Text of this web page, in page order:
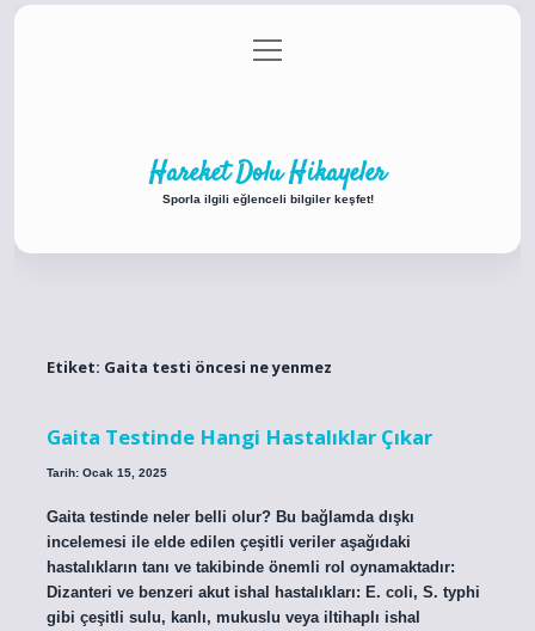
Gizlilik Politikası
menüyü
aç
Hareket Dolu Hikayeler
Sporla ilgili eğlenceli bilgiler keşfet!
Etiket: Gaita testi öncesi ne yenmez
Gaita Testinde Hangi Hastalıklar Çıkar
Tarih: Ocak 15, 2025
Gaita testinde neler belli olur? Bu bağlamda dışkı
incelemesi ile elde edilen çeşitli veriler aşağıdaki
hastalıkların tanı ve takibinde önemli rol oynamaktadır:
Dizanteri ve benzeri akut ishal hastalıkları: E. coli, S. typhi
gibi çeşitli sulu, kanlı, mukuslu veya iltihaplı ishal